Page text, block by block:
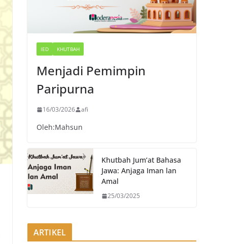
IED KHUTBAH
Menjadi Pemimpin
Paripurna
16/03/2026 afi
Oleh:Mahsun
Khutbah Jum’at Bahasa
Jawa: Anjaga Iman lan
Amal
25/03/2025
ARTIKEL